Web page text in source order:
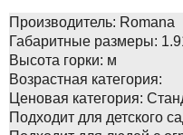
Производитель: Romana
Габаритные размеры:
Высота горки: м
Возрастная категория:
Ценовая категория:
Подходит для детского